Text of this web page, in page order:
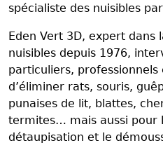
spécialiste des nuisibles
Eden Vert 3D, expert dans
nuisibles depuis 1976,
particuliers,
d’éliminer rats, souris,
punaises de lit, blattes,
termites… mais aussi pour
détaupisation et le